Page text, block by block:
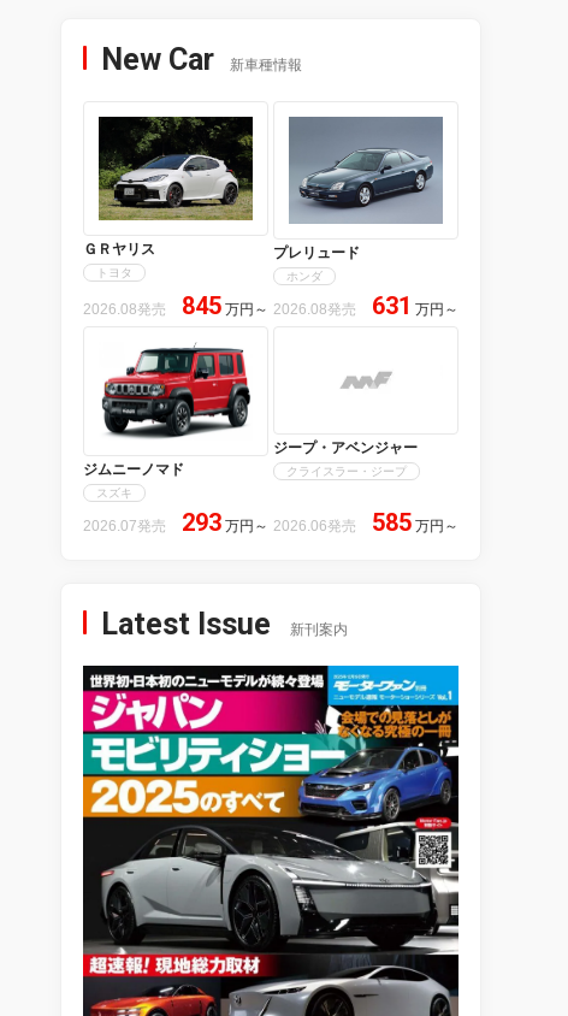
New Car 新車種情報
ＧＲヤリス
トヨタ
2026.08発売 845 万円 ～
プレリュード
ホンダ
2026.08発売 631 万円 ～
ジムニーノマド
スズキ
2026.07発売 293 万円 ～
ジープ・アベンジャー
クライスラー・ジープ
2026.06発売 585 万円 ～
Latest Issue 新刊案内